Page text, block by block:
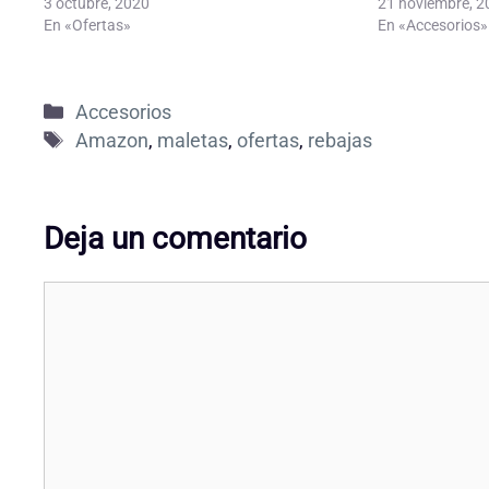
En «Ofertas»
En «Accesorios»
Categorías
Accesorios
Etiquetas
Amazon, maletas, ofertas, rebajas
Deja un comentario